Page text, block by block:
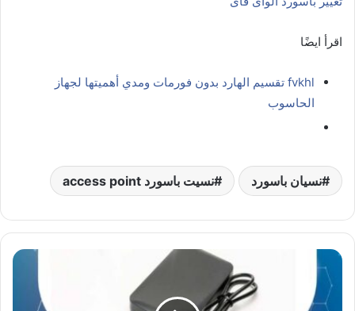
اقرأ ايضًا
fvkhl تقسيم الهارد بدون فورمات ومدي أهميتها لجهاز
الحاسوب
نسيان باسورد نسيت باسورد access point